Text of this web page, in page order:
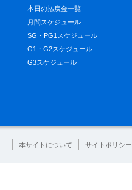
本日の払戻金一覧
月間スケジュール
SG・PG1スケジュール
G1・G2スケジュール
G3スケジュール
本サイトについて サイトポリシー